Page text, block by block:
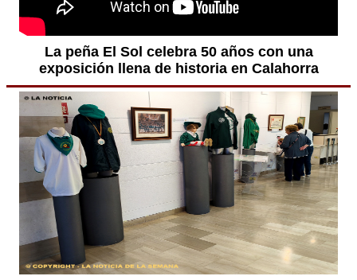
La peña El Sol celebra 50 años con una
exposición llena de historia en Calahorra